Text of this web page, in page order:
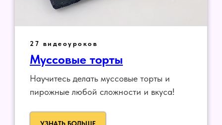
27 видеоуроков
Муссовые торты
Научитесь делать муссовые торты и
пирожные любой сложности и вкуса!